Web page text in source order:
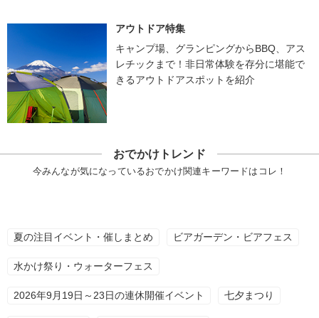
アウトドア特集
キャンプ場、グランピングからBBQ、アス
レチックまで！非日常体験を存分に堪能で
きるアウトドアスポットを紹介
おでかけトレンド
今みんなが気になっているおでかけ関連キーワードはコレ！
夏の注目イベント・催しまとめ ビアガーデン・ビアフェス
水かけ祭り・ウォーターフェス
2026年9月19日～23日の連休開催イベント 七夕まつり